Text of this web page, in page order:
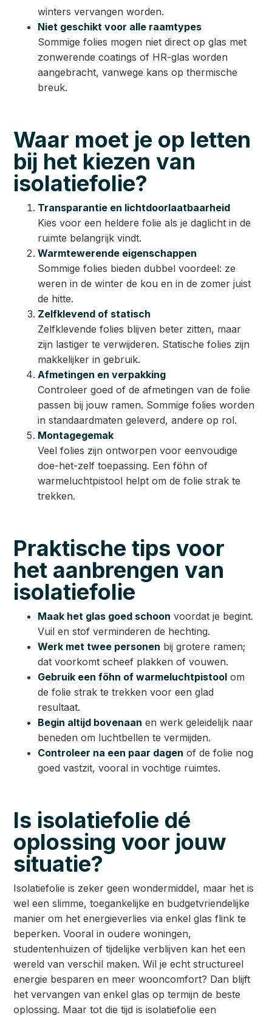
winters vervangen worden.
Niet geschikt voor alle raamtypes
Sommige folies mogen niet direct op glas met
zonwerende coatings of HR-glas worden
aangebracht, vanwege kans op thermische
breuk.
Waar moet je op letten
bij het kiezen van
isolatiefolie?
Transparantie en lichtdoorlaatbaarheid
Kies voor een heldere folie als je daglicht in de
ruimte belangrijk vindt.
Warmtewerende eigenschappen
Sommige folies bieden dubbel voordeel: ze
weren in de winter de kou en in de zomer juist
de hitte.
Zelfklevend of statisch
Zelfklevende folies blijven beter zitten, maar
zijn lastiger te verwijderen. Statische folies zijn
makkelijker in gebruik.
Afmetingen en verpakking
Controleer goed of de afmetingen van de folie
passen bij jouw ramen. Sommige folies worden
in standaardmaten geleverd, andere op rol.
Montagegemak
Veel folies zijn ontworpen voor eenvoudige
doe-het-zelf toepassing. Een föhn of
warmeluchtpistool helpt om de folie strak te
trekken.
Praktische tips voor
het aanbrengen van
isolatiefolie
Maak het glas goed schoon voordat je begint.
Vuil en stof verminderen de hechting.
Werk met twee personen bij grotere ramen;
dat voorkomt scheef plakken of vouwen.
Gebruik een föhn of warmeluchtpistool om
de folie strak te trekken voor een glad
resultaat.
Begin altijd bovenaan en werk geleidelijk naar
beneden om luchtbellen te vermijden.
Controleer na een paar dagen of de folie nog
goed vastzit, vooral in vochtige ruimtes.
Is isolatiefolie dé
oplossing voor jouw
situatie?
Isolatiefolie is zeker geen wondermiddel, maar het is
wel een slimme, toegankelijke en budgetvriendelijke
manier om het energieverlies via enkel glas flink te
beperken. Vooral in oudere woningen,
studentenhuizen of tijdelijke verblijven kan het een
wereld van verschil maken. Wil je echt structureel
energie besparen en meer wooncomfort? Dan blijft
het vervangen van enkel glas op termijn de beste
oplossing. Maar tot die tijd is isolatiefolie een